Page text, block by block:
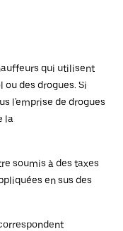
qui utilisent
des drogues. Si
l'emprise de drogues
la
soumis à des taxes
en sus des